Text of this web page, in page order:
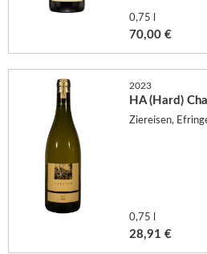
0,75 l
70,00 €
2023
HA (Hard)
Ziereisen,
0,75 l
28,91 €